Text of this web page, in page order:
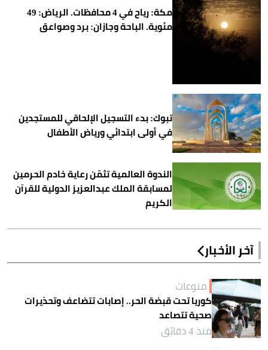
مكة: رياح في 4 محافظات. الرياض: 49
مئوية. الباحة وجازان: برد وصواعق
تبوك: بدء التسجيل الإلحاقي للمستجدين
في أولى ابتدائي ورياض الأطفال
الندوة العالمية تثمّن رعاية خادم الحرمين
لمسابقة الملك عبدالعزيز الدولية للقرآن
الكريم
آخر الأخبار
منوعات
كوريا تحت قبضة الحر.. إصابات تتضاعف وتحذيرات
صحية تتصاعد
منذ 4 دقائق